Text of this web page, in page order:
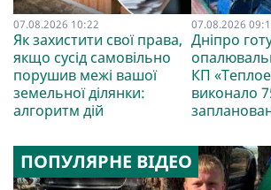
07.08.2026 10:22
Як захистити свої права,
якщо сусід самовільно
порушив межі вашої
земельної ділянки:
алгоритм дій
07.08.2026
Дніпро
КП
виконало
ПОПУЛЯРНЕ ВІДЕО